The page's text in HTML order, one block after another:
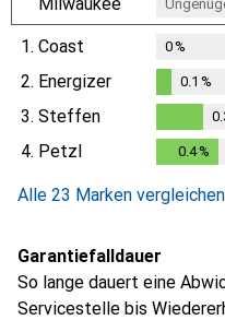
1. Coast 0%
2. Energizer
%
0.1 %
3. Steffen
0.3%
4. Petzl 0.4%
Alle 23 Marken vergleichen
Garantiefalldauer
So lange dauert eine
Servicestelle bis